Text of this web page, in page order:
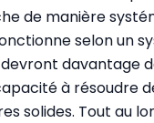
de manière
selon un
davantage
à résoudre
solides. Tout au